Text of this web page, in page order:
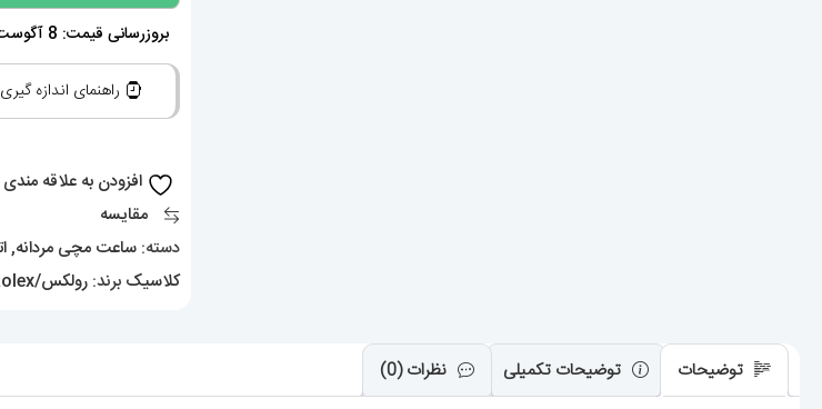
مردانه
رولکس
01283
DAYTONA
بروزرسانی قیمت: 8 آگوست 2026
راهنمای اندازه گیری
افزودن به علاقه
مقایسه
دسته: ساعت مچی مردانه,
کلاسیک برند: رولکس/Rolex
توضیحات توضیحات تکمیلی نظرات (0)